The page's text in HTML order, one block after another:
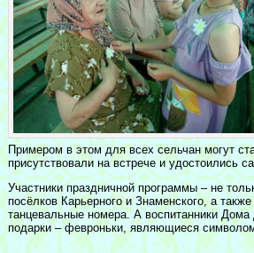
Примером в этом для всех сельчан могут
присутствовали на встрече и удостоились
Участники праздничной программы – не
посёлков Карьерного и Знаменского, а
танцевальные номера. А воспитанники
подарки – февроньки, являющиеся